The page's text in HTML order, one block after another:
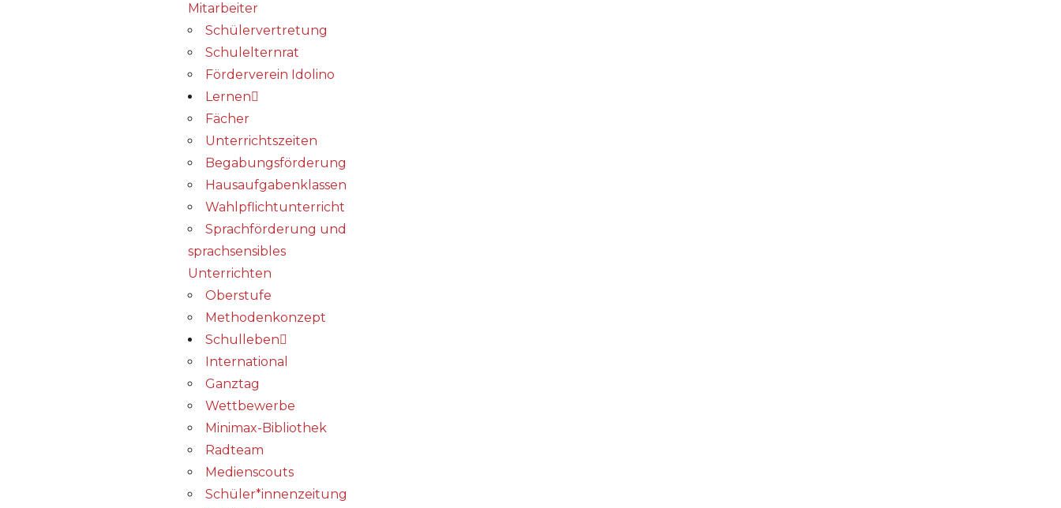
Mitarbeiter
Schülervertretung
Schulelternrat
Förderverein Idolino
Lernen
Fächer
Unterrichtszeiten
Begabungs­förderung
Hausaufgabenklassen
Wahlpflichtunterricht
Sprachförderung und
sprachsensibles
Unterrichten
Oberstufe
Methodenkonzept
Schulleben
International
Ganztag
Wettbewerbe
Minimax-Bibliothek​
Radteam
Medienscouts
Schüler*innenzeitung